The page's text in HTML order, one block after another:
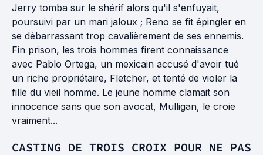
Jerry tomba sur le shérif alors qu'il s'enfuyait,
poursuivi par un mari jaloux ; Reno se fit épingler en
se débarrassant trop cavalièrement de ses ennemis.
Fin prison, les trois hommes firent connaissance
avec Pablo Ortega, un mexicain accusé d'avoir tué
un riche propriétaire, Fletcher, et tenté de violer la
fille du vieil homme. Le jeune homme clamait son
innocence sans que son avocat, Mulligan, le croie
vraiment...
CASTING DE TROIS CROIX POUR NE PAS